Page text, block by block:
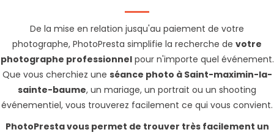
De la mise en relation jusqu'au paiement de votre
photographe, PhotoPresta simplifie la recherche de votre
photographe professionnelpour n'importe quel événement.
Que vous cherchiez une séance photo à Saint-maximin-la-
sainte-baume, un mariage, un portrait ou un shooting
événementiel, vous trouverez facilement ce qui vous convient.
PhotoPresta vous permet de trouver très facilement un